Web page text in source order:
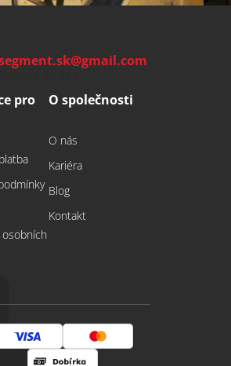
@gmail.com
pro
O společnosti
O nás
Kariéra
Blog
Kontakt
Mastercard